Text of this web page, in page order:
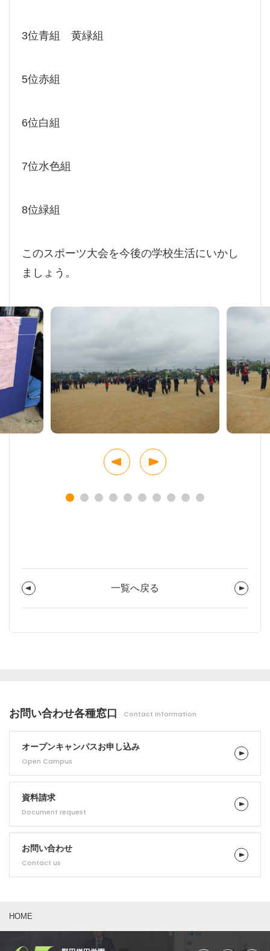
3位青組 黄緑組
5位赤組
6位白組
7位水色組
8位緑組
このスポーツ大会を今後の学校生活にいかし
ましょう。
一覧へ戻る
お問い合わせ各種窓口 Contact Information
オープンキャンパスお申し込み
Open Campus
資料請求
Document request
お問い合わせ
Contact us
HOME